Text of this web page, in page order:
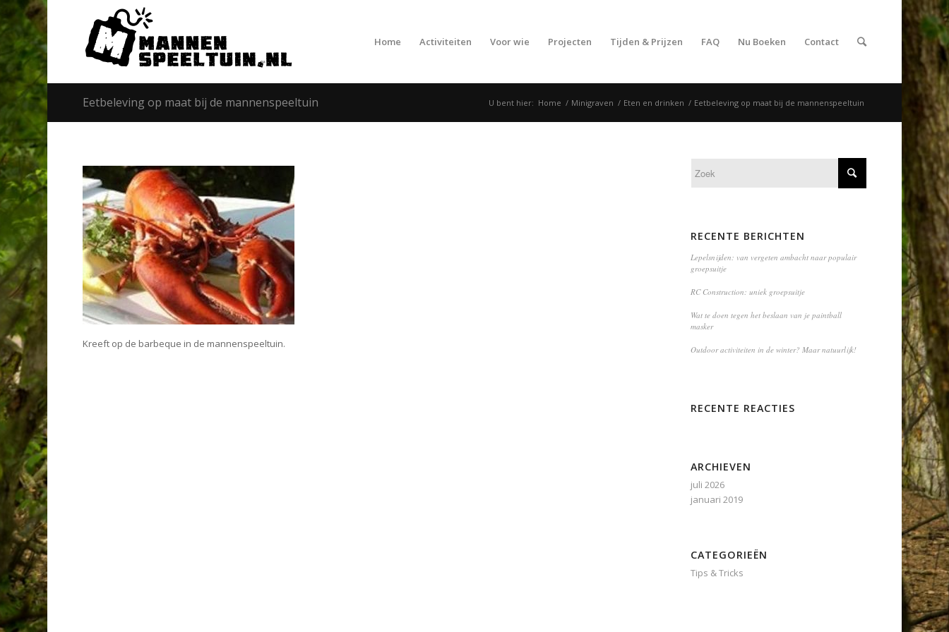
Home Activiteiten Voor wie Projecten Tijden & Prijzen FAQ Nu Boeken Contact
Eetbeleving op maat bij de mannenspeeltuin U bent hier: Home / Minigraven / Eten en drinken / Eetbeleving op maat bij de mannenspeeltuin
Kreeft op de barbeque in de mannenspeeltuin.
RECENTE BERICHTEN
Lepelsnijden: van vergeten ambacht naar populair
groepsuitje
RC Construction: uniek groepsuitje
Wat te doen tegen het beslaan van je paintball
masker
Outdoor activiteiten in de winter? Maar natuurlijk!
RECENTE REACTIES
ARCHIEVEN
juli 2026
januari 2019
CATEGORIEËN
Tips & Tricks